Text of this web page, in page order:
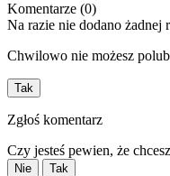
Komentarze (0)
Na razie nie dodano żadnej
Chwilowo nie możesz
Tak
Zgłoś komentarz
Czy jesteś pewien, że
Nie Tak